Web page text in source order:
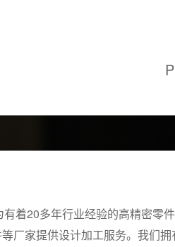
有着20多年行业经验的高精密零
厂家提供设计加工服务。我们